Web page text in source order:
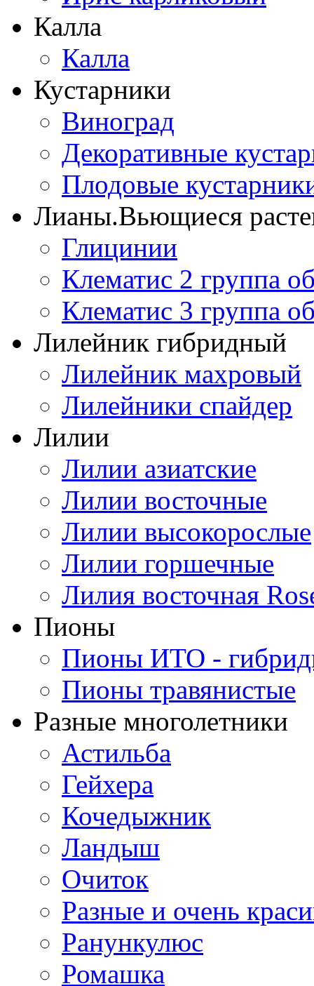
Калла
Калла
Кустарники
Виноград
Декоративные
Плодовые
Лианы.Вьющиеся
Глицинии
Клематис 2 группа
Клематис 3 группа
Лилейник гибридный
Лилейник махровый
Лилейники спайдер
Лилии
Лилии азиатские
Лилии восточные
Лилии высокорослые
Лилии горшечные
Лилия восточная
Пионы
Пионы ИТО -
Пионы травянистые
Разные многолетники
Астильба
Гейхера
Кочедыжник
Ландыш
Очиток
Разные и очень
Ранункулюс
Ромашка